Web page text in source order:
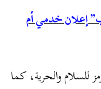
دياب” إعلان خدمي أم
للسلام والحرية، كما